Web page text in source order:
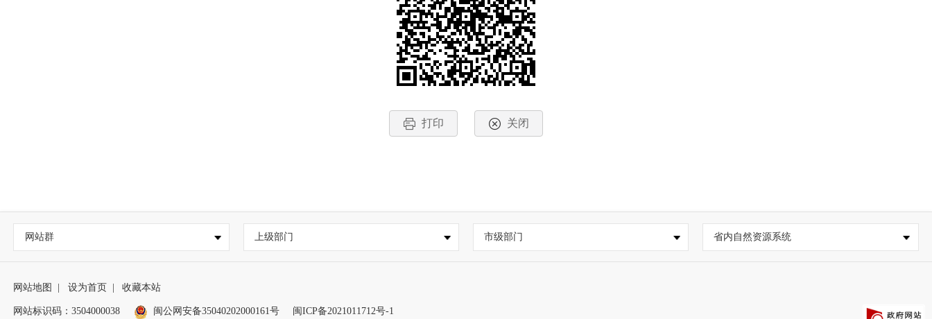
打印 关闭
网站群 上级部门 市级部门 省内自然资源系统
网站地图 | 设为首页 | 收藏本站
网站标识码：3504000038 闽公网安备35040202000161号 闽ICP备2021011712号-1